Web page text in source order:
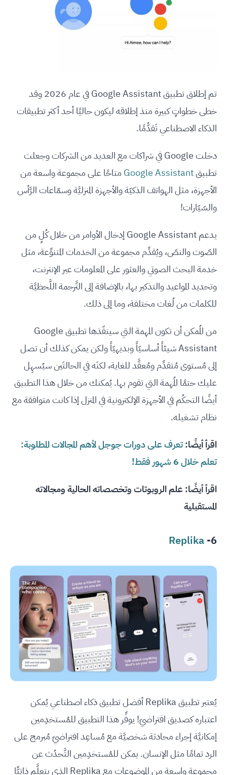
تم إطلاق تطبيق Google Assistant في عام 2026 وقد
خطى خطواتٍ كبيرة منذ إطلاقه ليكون حاليًا أحد أكثر تطبيقات
الذكاء الاصطناعي تَقدُّمًا.
دخلت Google في شراكات مع العديد من الشركات وجعلت
تطبيقGoogle Assistant متاحًا على مجموعة واسعة من
الأجهزة، مثل الهواتف الذكيّة والأجهزة المنزليَّة وسمّاعات الرَّأس
والسّيّارات!
يدعم Google Assistant إدخال الأوامر من خلال كُلٍ من
الصّوت والنصّ، ويُقدِّم مجموعة من الخدمات المتنوِّعة، مثل
خدمة البحث الصوتي والعثور على المعلومات عبر الإنترنت،
وتحديد المواعيد والتذكير بها، بالإضافة إلى التَّرجمة اللَّحظيَّة
للكلمات من لُغات مختلفة، وما إلى ذلك.
من المُمكن أن تكون المهمة التي سينفّذها تطبيق Google
Assistant شيئاً أساسيّاً وبديهيّاً ولكن يمكن كذلك أن تصل
إلى مُستوى مُتقدِّم ومُعقَّد للغاية، لكنَه في الحالتَين سيُسهِل
عليك حتمًا المُهمة التي تقوم بها. يُمكنك من خلال هذا التطبيق
أيضًا التحكُم في الأجهزة الإلكترونية في المنزل إذا كانت متوافقة مع
نظام تشغيله.
اقرأ أيضًا:تعرف على دورات جوجل لأهم المجالات المطلوبة:
تعلم خلال 6 شهور فقط!
اقرأ أيضًا:علم الروبوتات وتخصصاته الحالية ومجالاته
المستقبلية
6-
Replika
يُعتبر تطبيق Replika أفضل تطبيق ذكاء اصطناعي يُمكن
اعتباره كصديق افتراضيّ! يوفِّر هذا التطبيق للمُستخدِمين
إمكانيَّة إجراء محادثة شخصيَّة مع مُساعِد افتراضيّ مُبرمج على
الرد تمامًا مثل الإنسان. يمكن للمُستخدِمين التَّحدُث عن
مجموعة واسعة من الموضوعات مع Replika الذي يتعلَّم ذاتيًّا